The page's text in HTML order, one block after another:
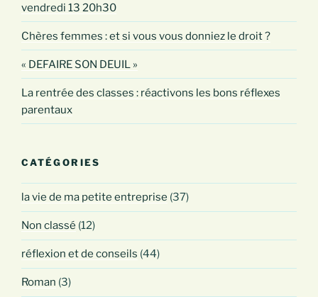
vendredi 13 20h30
Chères femmes : et si vous vous donniez le droit ?
« DEFAIRE SON DEUIL »
La rentrée des classes : réactivons les bons réflexes
parentaux
CATÉGORIES
la vie de ma petite entreprise (37)
Non classé (12)
réflexion et de conseils (44)
Roman (3)